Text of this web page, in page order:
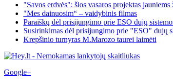
"Savos erdvės": šios vasaros projektas jauniems
"Mes dainuosim“ – vaidybinis filmas
Paraiškų dėl prisijungimo prie ESO dujų
Susirinkimas dėl prisijungimo prie "ESO" dujų
Krepšinio turnyras M.Marozo taurei laimėti
Google+